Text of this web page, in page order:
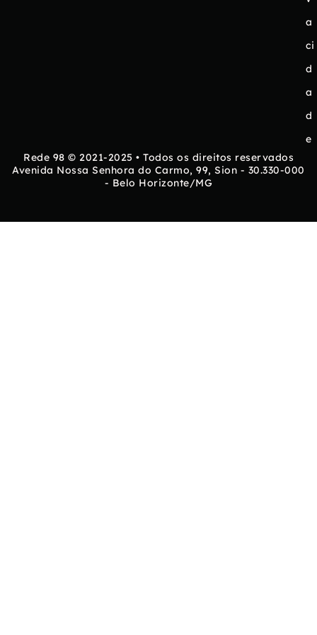
a
ci
d
a
d
e
Rede 98 © 2021-2025 • Todos os direitos reservados
Avenida Nossa Senhora do Carmo, 99, Sion - 30.330-000
- Belo Horizonte/MG